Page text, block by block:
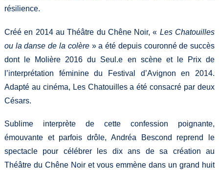
résilience.
Créé en 2014 au Théâtre du Chêne Noir, « Les Chatouilles
ou la danse de la colère» a été depuis couronné de succès
dont le Molière 2016 du Seul.e en scène et le Prix de
l’interprétation féminine du Festival d’Avignon en 2014.
Adapté au cinéma, Les Chatouilles a été consacré par deux
Césars.
Sublime interprète de cette confession poignante,
émouvante et parfois drôle, Andréa Bescond reprend le
spectacle pour célébrer les dix ans de sa création au
Théâtre du Chêne Noir et vous emmène dans un grand huit